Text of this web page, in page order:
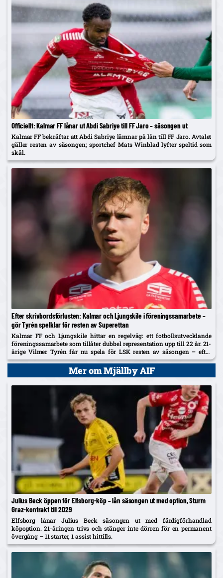
Officiellt: Kalmar FF lånar ut Abdi Sabriye till FF Jaro – säsongen ut
Kalmar FF bekräftar att Abdi Sabriye lämnar på lån till FF Jaro. Avtalet
gäller resten av säsongen; sportchef Mats Winblad lyfter speltid som
skäl.
Efter skrivbordsförlusten: Kalmar och Ljungskile i föreningssamarbete –
gör Tyrén spelklar för resten av Superettan
Kalmar FF och Ljungskile hittar en regelväg: ett fotbollsutvecklande
föreningssamarbete som tillåter dubbel representation upp till 22 år. 21-
årige Vilmer Tyrén får nu spela för LSK resten av säsongen – efter
SvFF:s 3–0-beslut mot Sandviken.
Mer om Mjällby AIF
Julius Beck öppen för Elfsborg-köp – lån säsongen ut med option, Sturm
Graz-kontrakt till 2029
Elfsborg lånar Julius Beck säsongen ut med färdigförhandlad
köpoption. 21-åringen trivs och stänger inte dörren för en permanent
övergång – 11 starter, 1 assist hittills.